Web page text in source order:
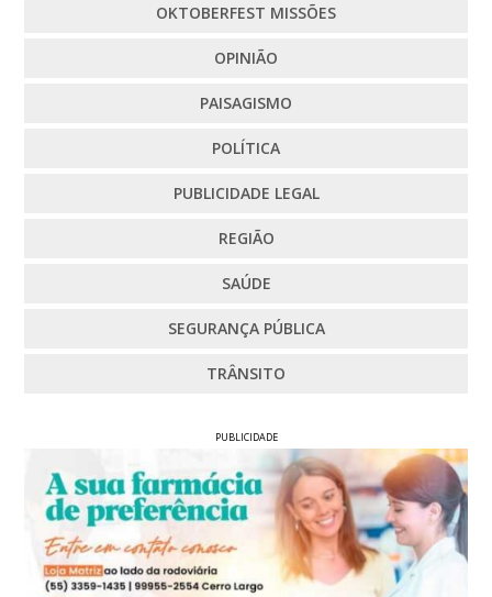
OKTOBERFEST MISSÕES
OPINIÃO
PAISAGISMO
POLÍTICA
PUBLICIDADE LEGAL
REGIÃO
SAÚDE
SEGURANÇA PÚBLICA
TRÂNSITO
PUBLICIDADE